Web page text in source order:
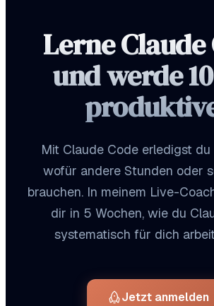
Lerne Claude
und werde
Mit Claude Code erledigst du
wofür andere Stunden oder
brauchen. In meinem Live-
dir in 5 Wochen, wie du
systematisch für dich
Jetzt anmelden